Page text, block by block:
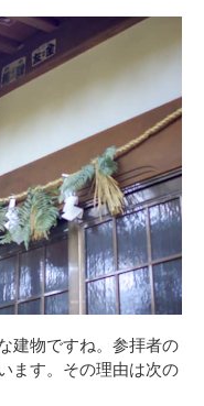
建物ですね。参拝者の
ます。その理由は次の